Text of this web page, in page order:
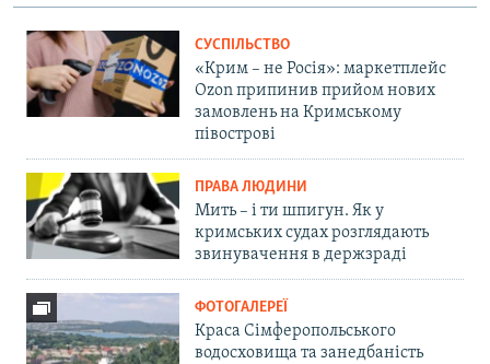
СУСПІЛЬСТВО
«Крим – не Росія»: маркетплейс
Ozon припинив прийом нових
замовлень на Кримському
півострові
ПРАВА ЛЮДИНИ
Мить – і ти шпигун. Як у
кримських судах розглядають
звинувачення в держзраді
ФОТОГАЛЕРЕЇ
Краса Сімферопольського
водосховища та занедбаність